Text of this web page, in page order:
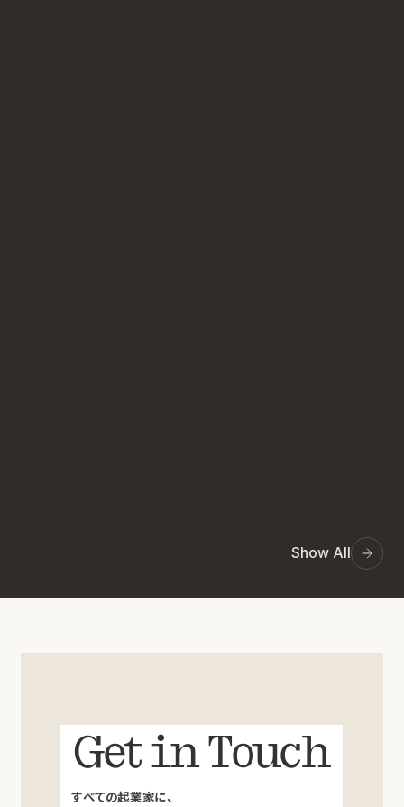
Show All
Get in Touch
すべての起業家に、